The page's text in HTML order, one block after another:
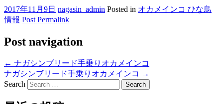
2017年11月9日 nagasin_admin Posted in オカメインコ ひな鳥
情報 Post Permalink
Post navigation
← ナガシンブリード手乗りオカメインコ
ナガシンブリード手乗りオカメインコ →
Search